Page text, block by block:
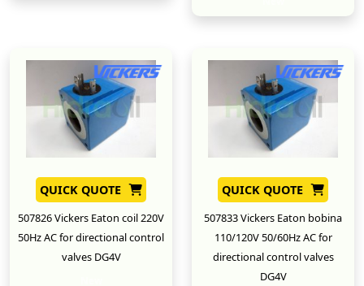
QUICK QUOTE
507826 Vickers Eaton coil 220V
50Hz AC for directional control
valves DG4V
QUICK QUOTE
507833 Vickers Eaton bobina
110/120V 50/60Hz AC for
directional control valves
DG4V